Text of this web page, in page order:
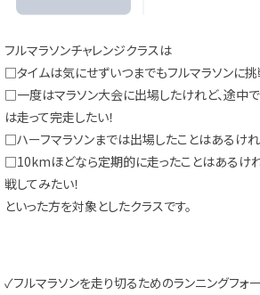
フルマラソンチャレンジクラスは
□タイムは気にせずいつまでもフルマラソンに
□一度はマラソン大会に出場したけれど、途中
は走って完走したい！
□ハーフマラソンまでは出場したことはあるけ
□10kmほどなら定期的に走ったことはあるけ
戦してみたい！
といった方を対象としたクラスです。
✓フルマラソンを走り切るためのランニングフォ